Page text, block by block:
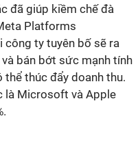
đã giúp kiềm chế đà
Platforms
công ty tuyên bố sẽ ra
bán bớt sức mạnh tính
thúc đẩy doanh thu.
là Microsoft và Apple